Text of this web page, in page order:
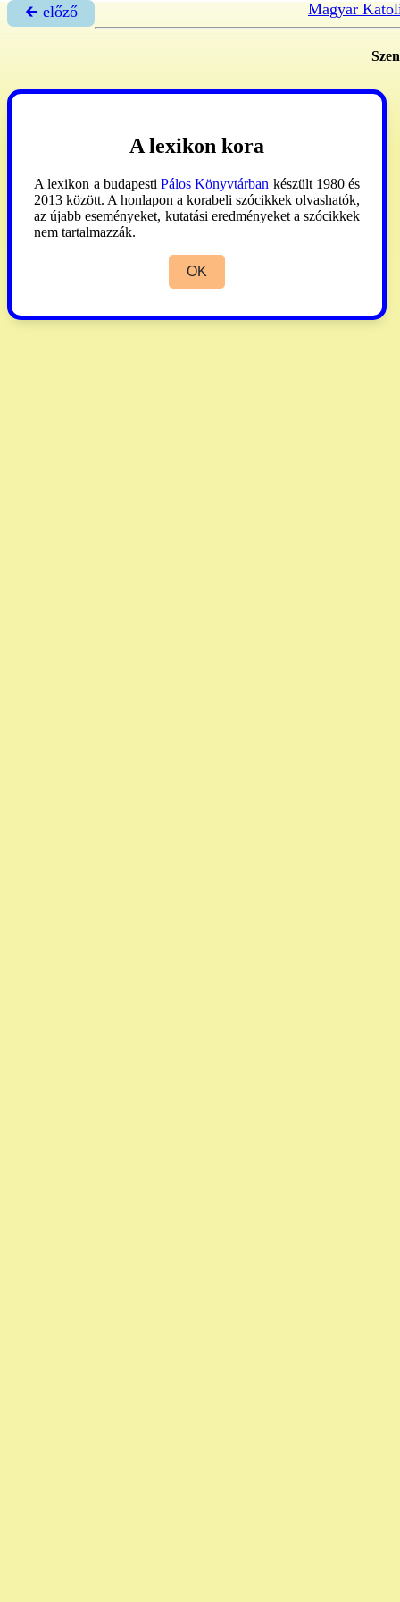
🡰 előző Magyar
A lexikon kora
A lexikon a budapesti Pálos Könyvtárban készült 1980 és
2013 között. A honlapon a korabeli szócikkek olvashatók,
az újabb eseményeket, kutatási eredményeket a szócikkek
nem tartalmazzák.
OK